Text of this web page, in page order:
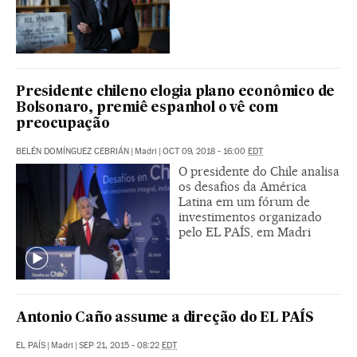
Presidente chileno elogia plano econômico de
Bolsonaro, premiê espanhol o vê com
preocupação
BELÉN DOMÍNGUEZ CEBRIÁN | Madri | OCT 09, 2018 - 16:00 EDT
O presidente do Chile analisa
os desafios da América
Latina em um fórum de
investimentos organizado
pelo EL PAÍS, em Madri
Antonio Caño assume a direção do EL PAÍS
EL PAÍS | Madri | SEP 21, 2015 - 08:22 EDT